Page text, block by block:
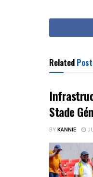
Related
Stade
BYKANNIE